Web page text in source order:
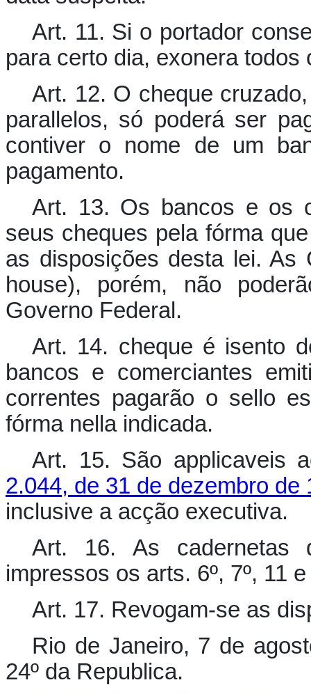
Art. 11. Si o portador
para certo dia, exonera
Art. 12. O cheque
parallelos, só poderá ser
contiver o nome de um
pagamento.
Art. 13. Os bancos e os
seus cheques pela fórma
as disposições desta lei. As
house), porém, não
Governo Federal.
Art. 14. cheque é isento
bancos e comerciantes
correntes pagarão o sello
fórma nella indicada.
Art. 15. São applicaveis
2.044, de 31 de dezembro de
inclusive a acção executiva.
Art. 16. As
impressos os arts. 6º, 7º, 11
Art. 17. Revogam-se as
Rio de Janeiro, 7 de
24º da Republica.